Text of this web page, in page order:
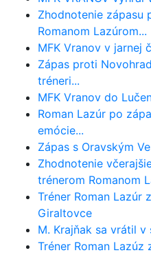
Zhodnotenie zápasu
Romanom Lazúrom...
MFK Vranov v jarnej
Zápas proti
tréneri...
MFK Vranov do
Roman Lazúr po
emócie...
Zápas s Oravským
Zhodnotenie
trénerom Romanom
Tréner Roman Lazúr
Giraltovce
M. Krajňak sa vrátil
Tréner Roman